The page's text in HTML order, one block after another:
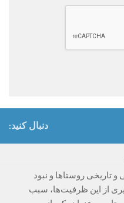
دنبال کنید:
روستاها و نبود
از این ظرفیت‌ها، سبب